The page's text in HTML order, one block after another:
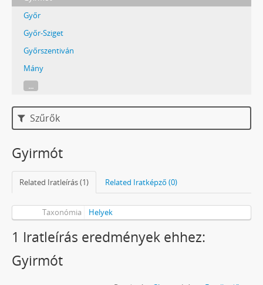
Győr
Győr-Sziget
Győrszentiván
Mány
...
Szűrők
Gyirmót
Related Iratleírás (1) Related Iratképző (0)
Taxonómia Helyek
1 Iratleírás eredmények ehhez:
Gyirmót